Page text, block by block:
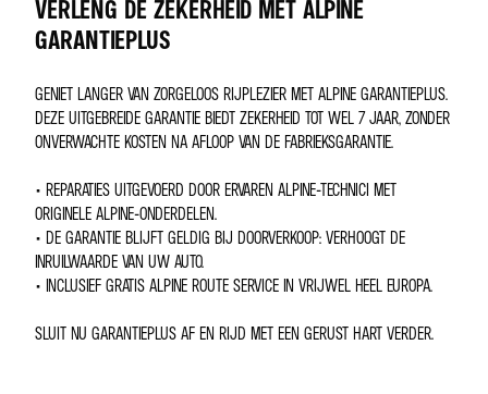
VERLENG DE ZEKERHEID MET ALPINE
GARANTIEPLUS
GENIET LANGER VAN ZORGELOOS RIJPLEZIER MET ALPINE GARANTIEPLUS.
DEZE UITGEBREIDE GARANTIE BIEDT ZEKERHEID TOT WEL 7 JAAR, ZONDER
ONVERWACHTE KOSTEN NA AFLOOP VAN DE FABRIEKSGARANTIE.
• REPARATIES UITGEVOERD DOOR ERVAREN ALPINE-TECHNICI MET
ORIGINELE ALPINE-ONDERDELEN.
• DE GARANTIE BLIJFT GELDIG BIJ DOORVERKOOP: VERHOOGT DE
INRUILWAARDE VAN UW AUTO.
• INCLUSIEF GRATIS ALPINE ROUTE SERVICE IN VRIJWEL HEEL EUROPA.
SLUIT NU GARANTIEPLUS AF EN RIJD MET EEN GERUST HART VERDER.